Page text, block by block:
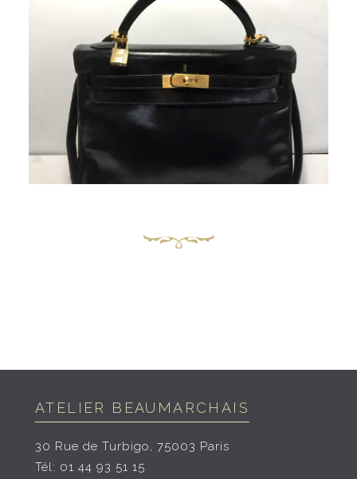
ATELIER BEAUMARCHAIS
30 Rue de Turbigo, 75003 Paris
Tél: 01 44 93 51 15